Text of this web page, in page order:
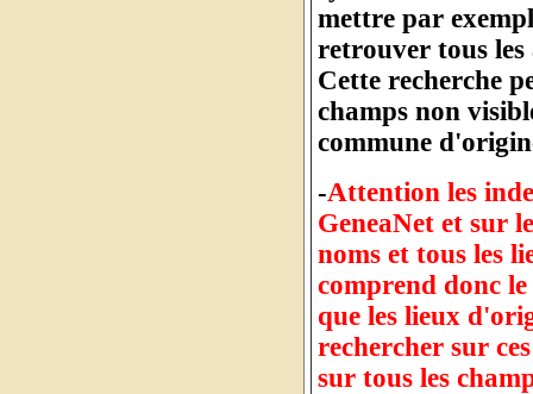
mettre par
retrouver tous
Cette recherche
champs non
commune
-Attention les
GeneaNet et sur
noms et tous les
comprend donc
que les lieux
rechercher sur
sur tous les